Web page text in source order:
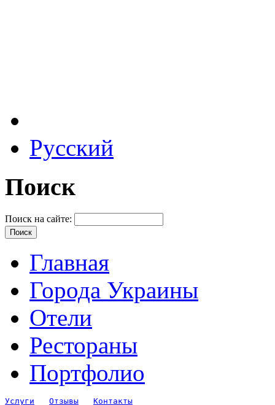
Русский
Поиск
Поиск на сайте:
Главная
Города Украины
Отели
Рестораны
Портфолио
Услуги Отзывы Контакты